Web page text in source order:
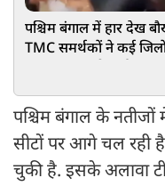
पश्चिम बंगाल में हार देख
TMC समर्थकों ने कई
पश्चिम बंगाल के
सीटों पर आगे चल रही
चुकी है. इसके अलावा